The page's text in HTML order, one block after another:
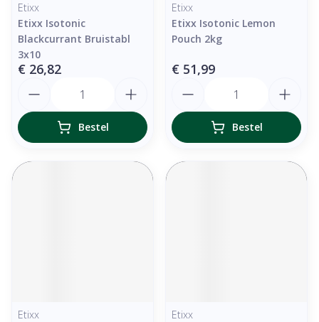
Etixx
Etixx Isotonic
Blackcurrant Bruistabl
3x10
€ 26,82
Bestel
Etixx
Etixx Isotonic Lemon
Pouch 2kg
€ 51,99
Bestel
Etixx
Etixx